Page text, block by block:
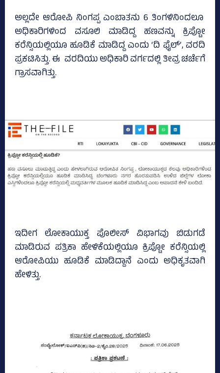
ಅಲ್ಲದೇ ಆರೋಪಿ ನಿಂಗಪ್ಪ ಎಂಬಾತನು 6 ತಿಂಗಳಿನಿಂದಲೂ
ಅಧಿಕಾರಿಗಳಿಂದ ವಸೂಲಿ ಮಾಡಿದ್ದ ಹಣವನ್ನು ಕ್ರಿಪ್ಟೋ
ಕರೆನ್ಸಿಯಲ್ಲಿಯೂ ಹೂಡಿಕೆ ಮಾಡಿದ್ದ ಎಂದು ‘ದಿ ಫೈಲ್‌’, ವರದಿ
ಪ್ರಕಟಿಸಿತ್ತು. ಈ ವರದಿಯು ಅಧಿಕಾರಿ ವರ್ಗದಲ್ಲಿ ತೀವ್ರ ಚರ್ಚೆಗೆ
ಗ್ರಾಸವಾಗಿತ್ತು.
ಇದೀಗ ಲೋಕಾಯುಕ್ತ ಪೊಲೀಸ್‌ ವಿಭಾಗವು ಬಿಡುಗಡೆ
ಮಾಡಿರುವ ಪತ್ರಿಕಾ ಹೇಳಿಕೆಯಲ್ಲಿಯೂ ಕ್ರಿಪ್ಟೋ ಕರೆನ್ಸಿಯಲ್ಲಿ
ಆರೋಪಿಯು ಹೂಡಿಕೆ ಮಾಡಿದ್ದಾನೆ ಎಂದು ಅಧಿಕೃತವಾಗಿ
ಹೇಳಿತ್ತು.